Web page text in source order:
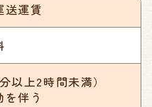
送運賃
以上2時間未満）
伴う